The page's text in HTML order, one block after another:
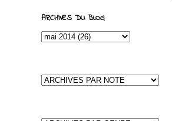
ARCHIVES DU BLOG